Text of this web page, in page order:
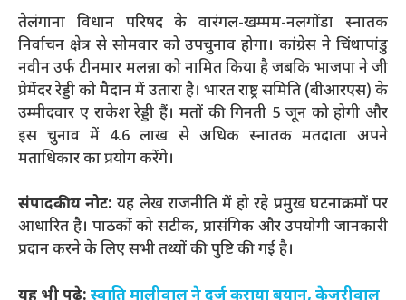
तेलंगाना विधान परिषद के वारंगल-खम्मम-नलगोंडा स्नातक
निर्वाचन क्षेत्र से सोमवार को उपचुनाव होगा। कांग्रेस ने चिंथापांडु
नवीन उर्फ टीनमार मलन्ना को नामित किया है जबकि भाजपा ने जी
प्रेमेंदर रेड्डी को मैदान में उतारा है। भारत राष्ट्र समिति (बीआरएस) के
उम्मीदवार ए राकेश रेड्डी हैं। मतों की गिनती 5 जून को होगी और
इस चुनाव में 4.6 लाख से अधिक स्नातक मतदाता अपने
मताधिकार का प्रयोग करेंगे।
संपादकीय नोट: यह लेख राजनीति में हो रहे प्रमुख घटनाक्रमों पर
आधारित है। पाठकों को सटीक, प्रासंगिक और उपयोगी जानकारी
प्रदान करने के लिए सभी तथ्यों की पुष्टि की गई है।
यह भी पढ़े: स्वाति मालीवाल ने दर्ज कराया बयान, केजरीवाल